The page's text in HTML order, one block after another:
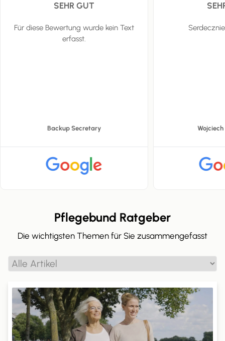
SEHR GUT
Für diese Bewertung wurde kein Text
erfasst.
Backup Secretary
Pflegebund Ratgeber
Die wichtigsten Themen für Sie zusammengefasst